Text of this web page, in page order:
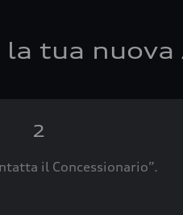
tua nuova
2
il Concessionario”.